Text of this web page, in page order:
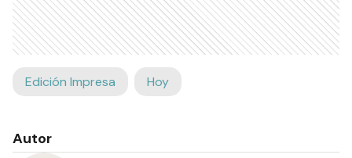
Edición Impresa Hoy
Autor